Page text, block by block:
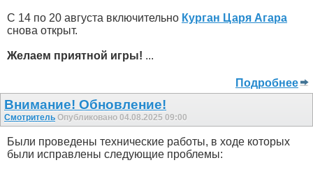
С 14 по 20 августа включительно Курган Царя Агара
снова открыт.
Желаем приятной игры! ...
Подробнее
Внимание! Обновление!
Смотритель Опубликовано 04.08.2025 09:00
Были проведены технические работы, в ходе которых
были исправлены следующие проблемы: